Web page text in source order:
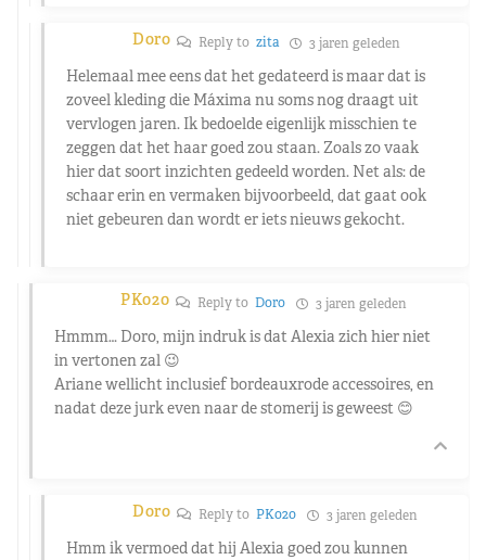
Doro Reply to zita 3 jaren geleden
Helemaal mee eens dat het gedateerd is maar dat is
zoveel kleding die Máxima nu soms nog draagt uit
vervlogen jaren. Ik bedoelde eigenlijk misschien te
zeggen dat het haar goed zou staan. Zoals zo vaak
hier dat soort inzichten gedeeld worden. Net als: de
schaar erin en vermaken bijvoorbeeld, dat gaat ook
niet gebeuren dan wordt er iets nieuws gekocht.
PK020 Reply to Doro 3 jaren geleden
Hmmm… Doro, mijn indruk is dat Alexia zich hier niet
in vertonen zal 😉
Ariane wellicht inclusief bordeauxrode accessoires, en
nadat deze jurk even naar de stomerij is geweest 😊
Doro Reply to PK020 3 jaren geleden
Hmm ik vermoed dat hij Alexia goed zou kunnen